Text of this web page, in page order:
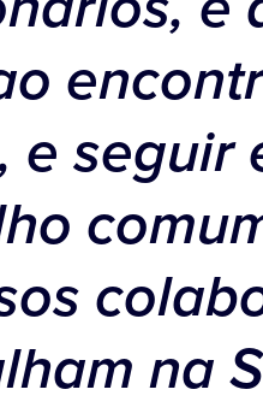
seguir
na